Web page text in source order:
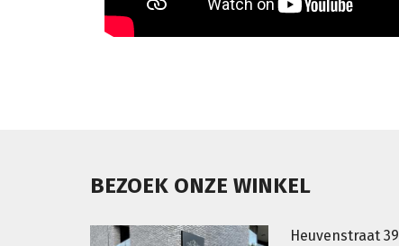
BEZOEK ONZE WINKEL
Heuvenstraat 39